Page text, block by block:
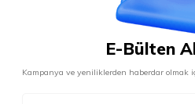
E-Bülten
Kampanya ve yeniliklerden haberdar olmak